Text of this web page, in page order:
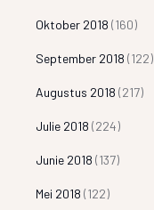
Oktober 2018 (160)
September 2018 (122)
Augustus 2018 (217)
Julie 2018 (224)
Junie 2018 (137)
Mei 2018 (122)